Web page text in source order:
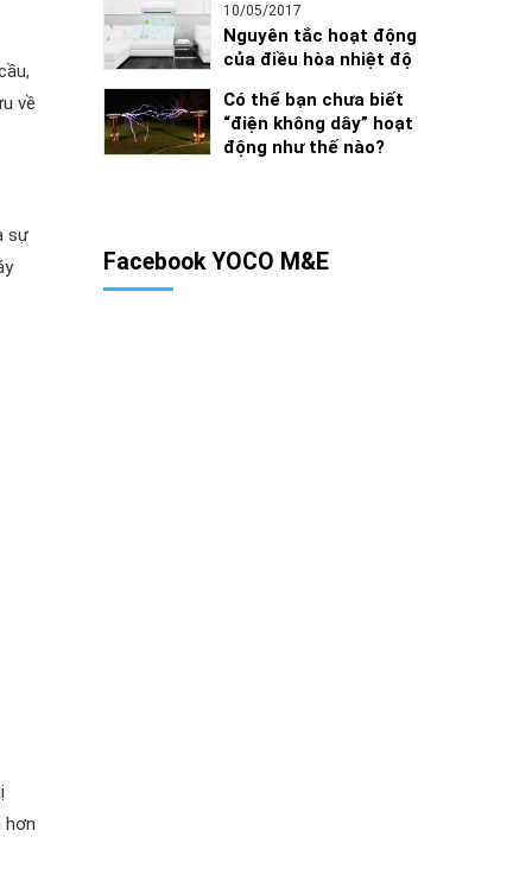
về
sự
hơn
10/05/2017
Nguyên tắc hoạt động
của điều hòa nhiệt độ
Có thể bạn chưa biết
“điện không dây” hoạt
động như thế nào?
Facebook YOCO M&E